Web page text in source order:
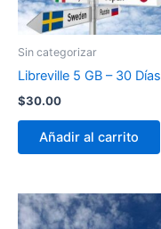
Sin categorizar
Libreville 5 GB – 30 Días
$30.00
Añadir al carrito